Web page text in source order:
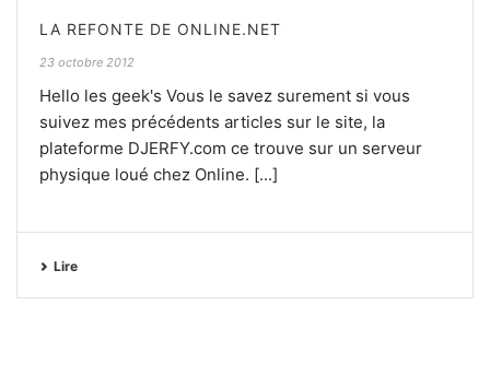
LA REFONTE DE ONLINE.NET
23 octobre 2012
Hello les geek's Vous le savez surement si vous
suivez mes précédents articles sur le site, la
plateforme DJERFY.com ce trouve sur un serveur
physique loué chez Online. [...]
Lire